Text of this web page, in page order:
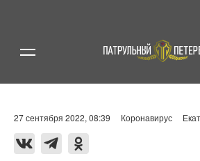
27 сентября 2022, 08:39 Коронавирус